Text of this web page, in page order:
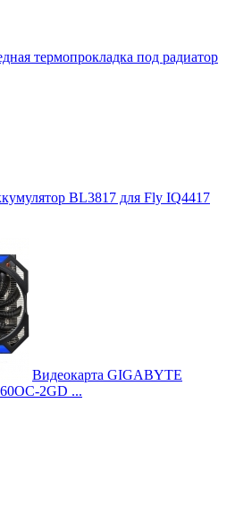
термопрокладка под радиатор
BL3817 для Fly IQ4417
Видеокарта GIGABYTE
2GD ...